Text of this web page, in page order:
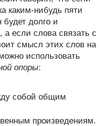
каким-нибудь пяти
долго и
а если слова связать с
смысл этих слов на
использовать
опоры:
собой общим
произведениям.